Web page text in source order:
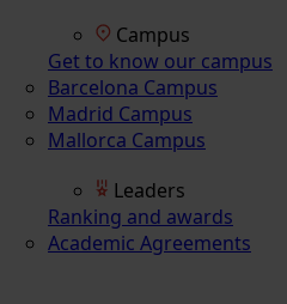
Campus
Get to know our campus
Barcelona Campus
Madrid Campus
Mallorca Campus
Leaders
Ranking and awards
Academic Agreements